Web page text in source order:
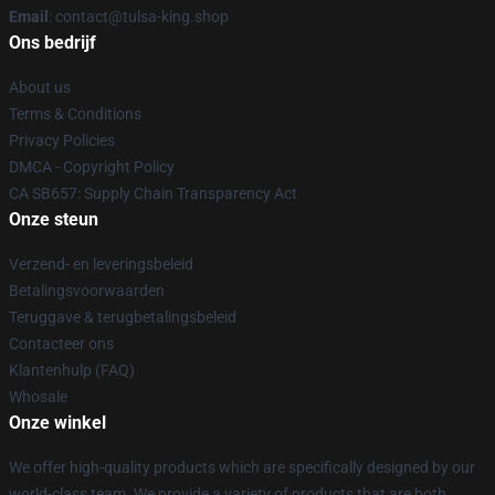
Email : contact@tulsa-king.shop
Ons bedrijf
About us
Terms & Conditions
Privacy Policies
DMCA - Copyright Policy
CA SB657: Supply Chain Transparency Act
Onze steun
Verzend- en leveringsbeleid
Betalingsvoorwaarden
Teruggave & terugbetalingsbeleid
Contacteer ons
Klantenhulp (FAQ)
Whosale
Onze winkel
We offer high-quality products which are specifically designed by our